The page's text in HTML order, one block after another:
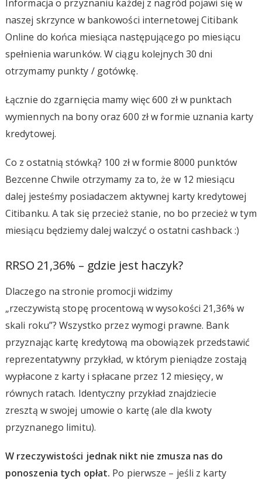
Informacja o przyznaniu każdej z nagród pojawi się w
naszej skrzynce w bankowości internetowej Citibank
Online do końca miesiąca następującego po miesiącu
spełnienia warunków. W ciągu kolejnych 30 dni
otrzymamy punkty / gotówkę.
Łącznie do zgarnięcia mamy więc 600 zł w punktach
wymiennych na bony oraz 600 zł w formie uznania karty
kredytowej.
Co z ostatnią stówką? 100 zł w formie 8000 punktów
Bezcenne Chwile otrzymamy za to, że w 12 miesiącu
dalej jesteśmy posiadaczem aktywnej karty kredytowej
Citibanku. A tak się przecież stanie, no bo przecież w tym
miesiącu będziemy dalej walczyć o ostatni cashback :)
RRSO 21,36% – gdzie jest haczyk?
Dlaczego na stronie promocji widzimy
„rzeczywistą stopę procentową w wysokości 21,36% w
skali roku”? Wszystko przez wymogi prawne. Bank
przyznając kartę kredytową ma obowiązek przedstawić
reprezentatywny przykład, w którym pieniądze zostają
wypłacone z karty i spłacane przez 12 miesięcy, w
równych ratach. Identyczny przykład znajdziecie
zresztą w swojej umowie o kartę (ale dla kwoty
przyznanego limitu).
W rzeczywistości jednak nikt nie zmusza nas do
ponoszenia tych opłat. Po pierwsze – jeśli z karty